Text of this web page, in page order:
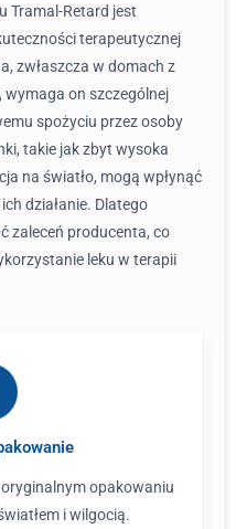
Tramal-Retard jest
terapeutycznej
zwłaszcza w domach z
wymaga on szczególnej
spożyciu przez osoby
takie jak zbyt wysoka
na światło, mogą wpłynąć
działanie. Dlatego
zaleceń producenta, co
leku w terapii
opakowaniu
i wilgocią.